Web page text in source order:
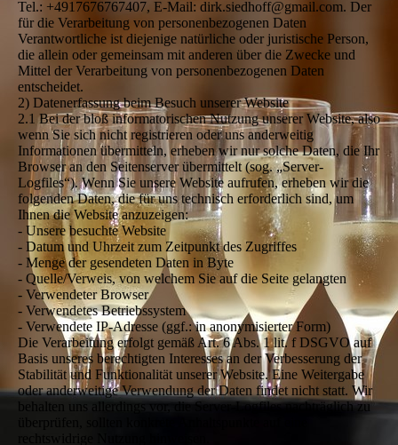
Tel.: +4917676767407, E-Mail: dirk.siedhoff@gmail.com. Der
für die Verarbeitung von personenbezogenen Daten
Verantwortliche ist diejenige natürliche oder juristische Person,
die allein oder gemeinsam mit anderen über die Zwecke und
Mittel der Verarbeitung von personenbezogenen Daten
entscheidet.
2) Datenerfassung beim Besuch unserer Website
2.1 Bei der bloß informatorischen Nutzung unserer Website, also
wenn Sie sich nicht registrieren oder uns anderweitig
Informationen übermitteln, erheben wir nur solche Daten, die Ihr
Browser an den Seitenserver übermittelt (sog. „Server-
Logfiles“). Wenn Sie unsere Website aufrufen, erheben wir die
folgenden Daten, die für uns technisch erforderlich sind, um
Ihnen die Website anzuzeigen:
- Unsere besuchte Website
- Datum und Uhrzeit zum Zeitpunkt des Zugriffes
- Menge der gesendeten Daten in Byte
- Quelle/Verweis, von welchem Sie auf die Seite gelangten
- Verwendeter Browser
- Verwendetes Betriebssystem
- Verwendete IP-Adresse (ggf.: in anonymisierter Form)
Die Verarbeitung erfolgt gemäß Art. 6 Abs. 1 lit. f DSGVO auf
Basis unseres berechtigten Interesses an der Verbesserung der
Stabilität und Funktionalität unserer Website. Eine Weitergabe
oder anderweitige Verwendung der Daten findet nicht statt. Wir
behalten uns allerdings vor, die Server-Logfiles nachträglich zu